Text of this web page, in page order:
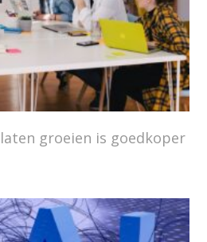
groeien is goedkoper